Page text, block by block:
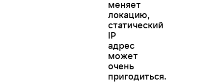
меняет
локацию,
статический
IP
адрес
может
очень
пригодиться.